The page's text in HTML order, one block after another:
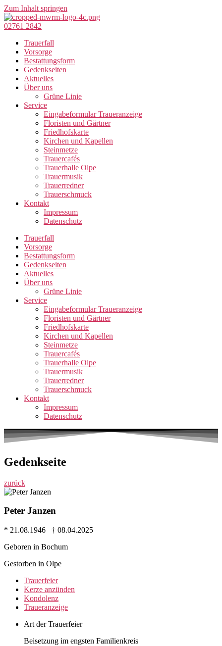
Zum Inhalt springen
02761 2842
Trauerfall
Vorsorge
Bestattungsform
Gedenkseiten
Aktuelles
Über uns
Grüne Linie
Service
Eingabeformular Traueranzeige
Floristen und Gärtner
Friedhofskarte
Kirchen und Kapellen
Steinmetze
Trauercafés
Trauerhalle Olpe
Trauermusik
Trauerredner
Trauerschmuck
Kontakt
Impressum
Datenschutz
Trauerfall
Vorsorge
Bestattungsform
Gedenkseiten
Aktuelles
Über uns
Grüne Linie
Service
Eingabeformular Traueranzeige
Floristen und Gärtner
Friedhofskarte
Kirchen und Kapellen
Steinmetze
Trauercafés
Trauerhalle Olpe
Trauermusik
Trauerredner
Trauerschmuck
Kontakt
Impressum
Datenschutz
Gedenkseite
zurück
Peter Janzen
* 21.08.1946 † 08.04.2025
Geboren in Bochum
Gestorben in Olpe
Trauer­feier
Kerze anzünden
Kondo­lenz
Trauer­anzeige
Art der Trauerfeier
Beisetzung im engsten Familienkreis